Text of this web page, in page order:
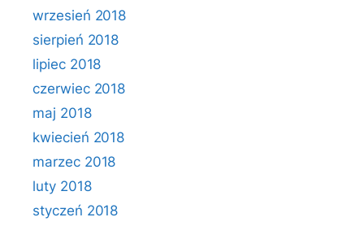
wrzesień 2018
sierpień 2018
lipiec 2018
czerwiec 2018
maj 2018
kwiecień 2018
marzec 2018
luty 2018
styczeń 2018